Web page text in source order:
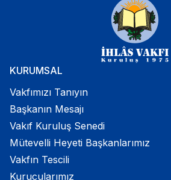
KURUMSAL
Vakfımızı Tanıyın
Başkanın Mesajı
Vakıf Kuruluş Senedi
Mütevelli Heyeti Başkanlarımız
Vakfın Tescili
Kurucularımız